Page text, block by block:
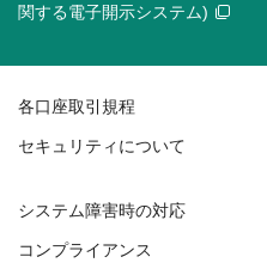
関する電子開示システム)
各口座取引規程
セキュリティについて
システム障害時の対応
コンプライアンス